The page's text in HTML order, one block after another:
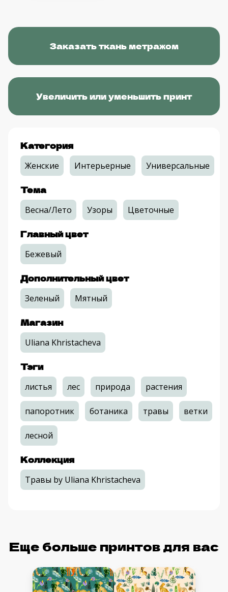
Заказать ткань метражом
Увеличить или уменьшить принт
Категория
Женские Интерьерные Универсальные
Тема
Весна/Лето Узоры Цветочные
Главный цвет
Бежевый
Дополнительный цвет
Зеленый Мятный
Магазин
Uliana Khristacheva
Тэги
листья лес природа растения
папоротник ботаника травы ветки
лесной
Коллекция
Травы by Uliana Khristacheva
Еще больше принтов для вас